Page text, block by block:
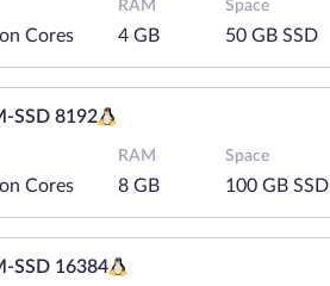
Cores
RAM
4 GB
Space
50 GB SSD
SSD 8192
Cores
RAM
8 GB
Space
100 GB SSD
SSD 16384